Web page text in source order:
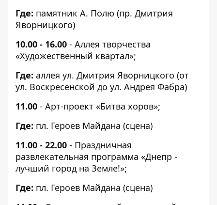
Где: памятник А. Полю (пр. Дмитрия
Яворницкого)
10.00 - 16.00 - Аллея творчества
«Художественный квартал»;
Где: аллея ул. Дмитрия Яворницкого (от
ул. Воскресенской до ул. Андрея Фабра)
11.00 - Арт-проект «Битва хоров»;
Где: пл. Героев Майдана (сцена)
11.00 - 22.00 - Праздничная
развлекательная программа «Днепр -
лучший город на Земле!»;
Где: пл. Героев Майдана (сцена)